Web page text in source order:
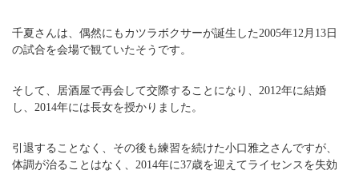
千夏さんは、偶然にもカツラボクサーが誕生した2005年12月13日
の試合を会場で観ていたそうです。
そして、居酒屋で再会して交際することになり、2012年に結婚
し、2014年には長女を授かりました。
引退することなく、その後も練習を続けた小口雅之さんですが、
体調が治ることはなく、2014年に37歳を迎えてライセンスを失効